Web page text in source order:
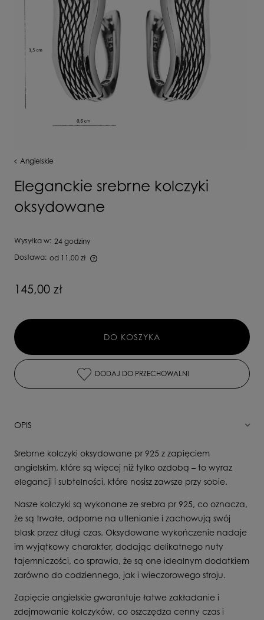
Angielskie
Eleganckie srebrne kolczyki
oksydowane
Wysyłka w: 24 godziny
Dostawa: od 11,00 zł
145,00 zł
DO KOSZYKA
DODAJ DO PRZECHOWALNI
OPIS
Srebrne kolczyki oksydowane pr 925 z zapięciem
angielskim, które są więcej niż tylko ozdobą – to wyraz
elegancji i subtelności, które nosisz zawsze przy sobie.
Nasze kolczyki są wykonane ze srebra pr 925, co oznacza,
że są trwałe, odporne na utlenianie i zachowują swój
blask przez długi czas. Oksydowane wykończenie nadaje
im wyjątkowy charakter, dodając delikatnego nuty
tajemniczości, co sprawia, że są one idealnym dodatkiem
zarówno do codziennego, jak i wieczorowego stroju.
Zapięcie angielskie gwarantuje łatwe zakładanie i
zdejmowanie kolczyków, co oszczędza cenny czas i